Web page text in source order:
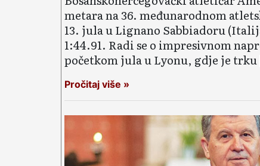
metara na 36. međunarodnom
13. jula u Lignano Sabbiadoru
1:44.91. Radi se o impresivnom
početkom jula u Lyonu, gdje je
Pročitaj više »